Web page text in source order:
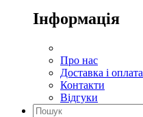
Інформація
Про нас
Доставка і оплата
Контакти
Відгуки